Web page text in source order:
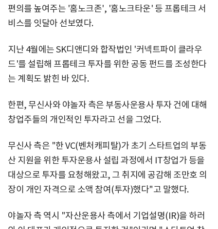
편의를 높여주는 '홈노크존', '홈노크타운' 등 프롭테크 서
비스를 잇달아 선보였다.
지난 4월에는 SK디앤디와 합작법인 '커넥트파이 클라우
드'를 설립해 프롭테크 투자를 위한 공동 펀드를 조성한다
는 계획도 밝힌 바 있다.
한편, 무신사와 야놀자 측은 부동사운용사 투자 건에 대해
창업주들의 개인적인 투자라고 선을 그었다.
무신사 측은 "한 VC(벤처캐피탈)가 초기 스타트업의 부동
산 지원을 위한 투자운용사 설립 과정에서 IT창업가 등을
대상으로 투자를 요청해왔고, 그 취지에 공감해 조만호 의
장이 개인 자격으로 소액 참여(투자)했다"고 말했다.
야놀자 측 역시 "자산운용사 측에서 기업설명(IR)을 하러